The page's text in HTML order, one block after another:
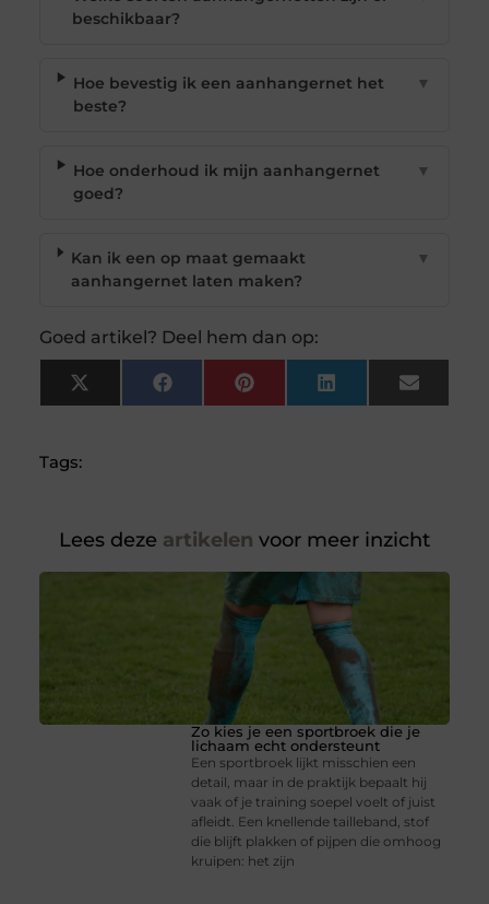
beschikbaar?
Hoe bevestig ik een aanhangernet het
beste?
▼
Hoe onderhoud ik mijn aanhangernet
goed?
▼
Kan ik een op maat gemaakt
aanhangernet laten maken?
▼
Goed artikel? Deel hem dan op:
X
(Twitter)
FacebookPinterest LinkedIn Email
Tags:
Lees deze artikelen voor meer inzicht
Zo kies je een sportbroek die je
lichaam echt ondersteunt
Een sportbroek lijkt misschien een
detail, maar in de praktijk bepaalt hij
vaak of je training soepel voelt of juist
afleidt. Een knellende tailleband, stof
die blijft plakken of pijpen die omhoog
kruipen: het zijn